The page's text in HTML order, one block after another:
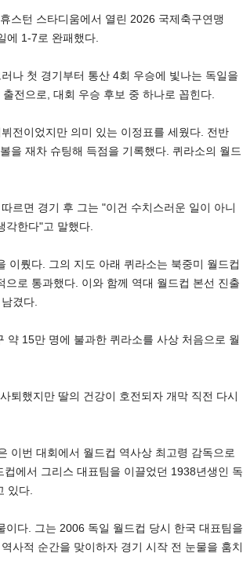
스턴 스타디움에서 열린 2026 국제축구연맹
에 1-7로 완패했다.
나 첫 경기부터 통산 4회 우승에 빛나는 독일을
전으로, 대회 우승 후보 중 하나로 꼽힌다.
전이었지만 의미 있는 이정표를 세웠다. 전반
을 재차 슈팅해 득점을 기록했다. 퀴라소의 월드
르면 경기 후 그는 "이건 수치스러운 일이 아니
각한다"고 말했다.
이뤘다. 그의 지도 아래 퀴라소는 북중미 월드컵
로 통과했다. 이와 함께 역대 월드컵 본선 진출
겼다.
15만 명에 불과한 퀴라소를 사상 처음으로 월
퇴했지만 딸의 건강이 호전되자 개막 직전 다시
이번 대회에서 월드컵 역사상 최고령 감독으로
에서 그리스 대표팀을 이끌었던 1938년생인 독
있다.
다. 그는 2006 독일 월드컵 당시 한국 대표팀을
사적 순간을 맞이하자 경기 시작 전 눈물을 훔치